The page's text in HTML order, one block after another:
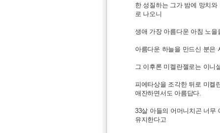
한 성질하는 그가 밤에 망치
로 나오니
생애 가장 아름다운 아침 노을
아름다운 하늘을 만드신 분은
그 이후론 미켈란젤로는 이니
피에타상을 조각한 뒤로 미켈
애잔하면서도 아름답다.
33살 아들의 어머니치곤 너무
유지한다고